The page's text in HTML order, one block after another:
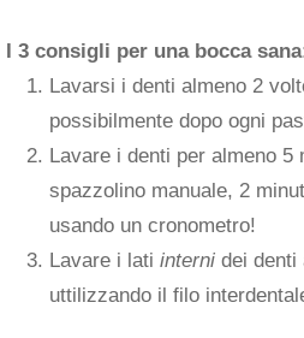
I 3 consigli per una bocca
Lavarsi i denti almeno 2
possibilmente dopo ogni
Lavare i denti per almeno
spazzolino manuale, 2
usando un cronometro!
Lavare i lati interni dei denti
uttilizzando il filo